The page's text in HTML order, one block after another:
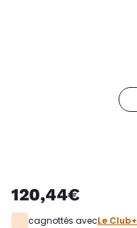
120,44€
cagnottés avecLe Club+